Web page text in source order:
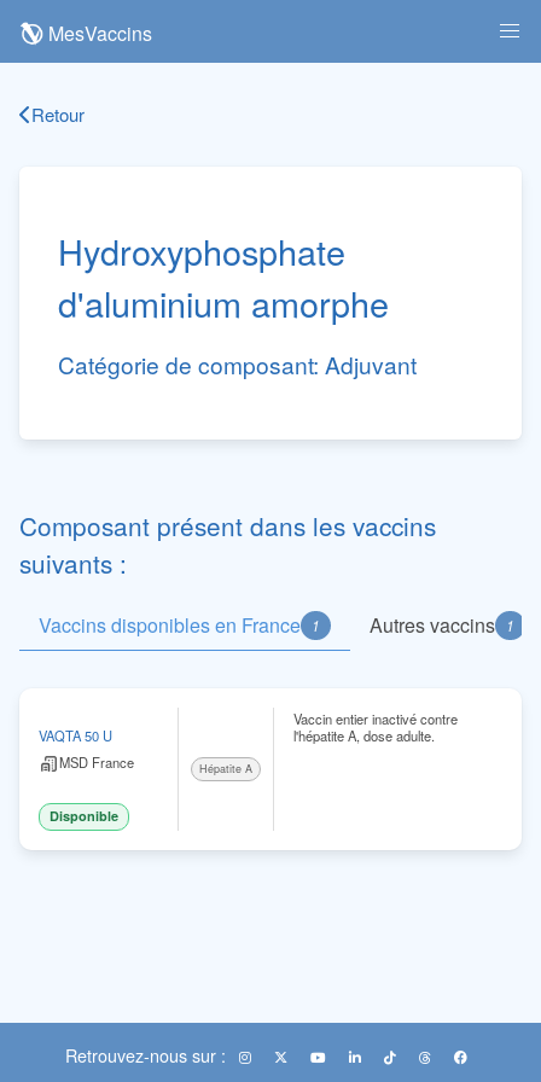
MesVaccins
Retour
Hydroxyphosphate
d'aluminium amorphe
Catégorie de composant: Adjuvant
Composant présent dans les vaccins
suivants :
Vaccins disponibles en France 1 Autres vaccins 1
VAQTA 50 U
MSD France
Disponible
Hépatite A
Vaccin entier inactivé contre
l'hépatite A, dose adulte.
Retrouvez-nous sur :